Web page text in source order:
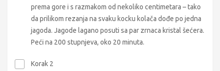
prema gore i s razmakom od nekoliko centimetara – tako
da prilikom rezanja na svaku kocku kolača dođe po jedna
jagoda. Jagode lagano posuti sa par zrnaca kristal šećera.
Peći na 200 stupnjeva, oko 20 minuta.
Korak 2